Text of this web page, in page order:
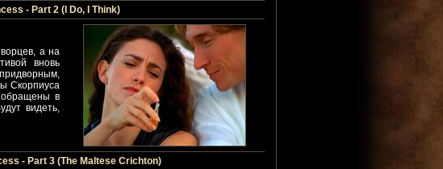
- Part 2 (I Do, I Think)
а на
вновь
Скорпиуса
обращены в
видеть,
- Part 3 (The Maltese Crichton)